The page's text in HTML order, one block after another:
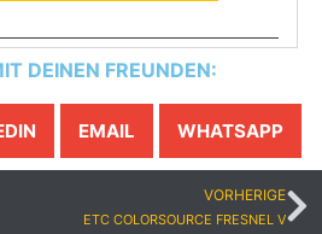
DEINEN FREUNDEN:
EMAIL WHATSAPP
VORHERIGE
ETC COLORSOURCE FRESNEL V